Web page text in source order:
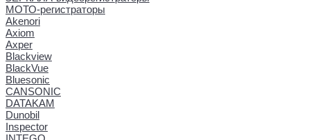
МОТО-регистраторы
Akenori
Axiom
Axper
Blackview
BlackVue
Bluesonic
CANSONIC
DATAKAM
Dunobil
Inspector